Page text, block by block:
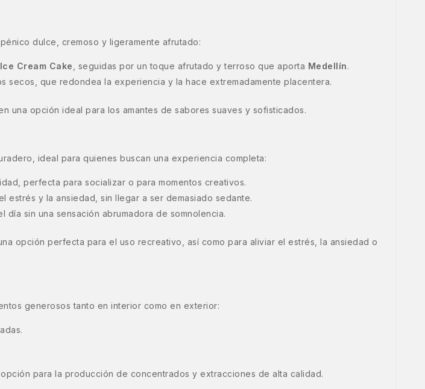
dulce, cremoso y ligeramente afrutado:
Ice Cream Cake , seguidas por un toque afrutado y terroso que aporta Medellín.
que redondea la experiencia y la hace extremadamente placentera.
una opción ideal para los amantes de sabores suaves y sofisticados.
ideal para quienes buscan una experiencia completa:
perfecta para socializar o para momentos creativos.
y la ansiedad, sin llegar a ser demasiado sedante.
sin una sensación abrumadora de somnolencia.
opción perfecta para el uso recreativo, así como para aliviar el estrés, la ansiedad o
generosos tanto en interior como en exterior:
para la producción de concentrados y extracciones de alta calidad.